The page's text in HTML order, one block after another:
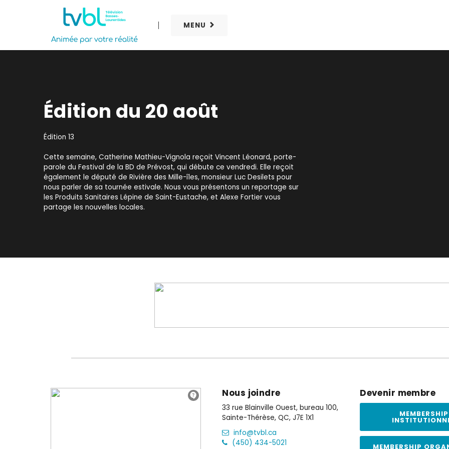
MENU
Édition du 20 août
Édition 13
Cette semaine, Catherine Mathieu-Vignola reçoit Vincent Léonard, porte-
parole du Festival de la BD de Prévost, qui débute ce vendredi. Elle reçoit
également le député de Rivière des Mille-îles, monsieur Luc Desilets pour
nous parler de sa tournée estivale. Nous vous présentons un reportage sur
les Produits Sanitaires Lépine de Saint-Eustache, et Alexe Fortier vous
partage les nouvelles locales.
Nous joindre
33 rue Blainville Ouest, bureau 100,
Sainte-Thérèse, QC, J7E 1X1
info@tvbl.ca
(450) 434-5021
Devenir membre
MEMBERSHIP
MEMBERSHIP